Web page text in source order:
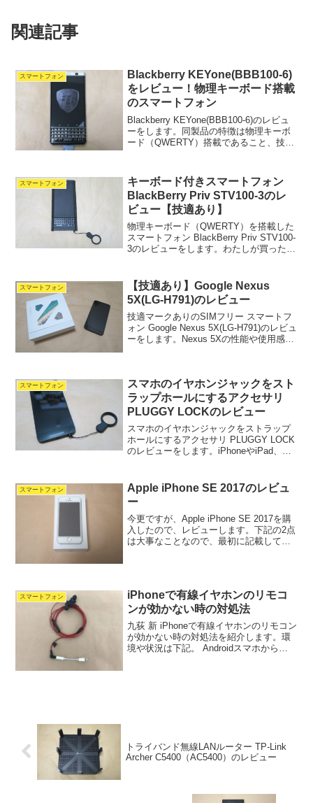
関連記事
スマートフォン
Blackberry KEYone(BBB100-6)
をレビュー！物理キーボード搭載
のスマートフォン
Blackberry KEYone(BBB100-6)のレビュ
ーをします。同製品の特徴は物理キーボ
ード（QWERTY）搭載であること、技適
で、KEYoneを購入しました。...
スマートフォン
キーボード付きスマートフォン
BlackBerry Priv STV100-3のレ
ビュー【技適あり】
物理キーボード（QWERTY）を搭載した
スマートフォン BlackBerry Priv STV100-
3のレビューをします。わたしが買ったの
$455=48,1...
スマートフォン
【技適あり】Google Nexus
5X(LG-H791)のレビュー
技適マークありのSIMフリー スマートフ
ォン Google Nexus 5X(LG-H791)のレビュ
ーをします。Nexus 5Xの性能や使用感を
スマートフォン
スマホのイヤホンジャックをスト
ラップホールにするアクセサリ
PLUGGY LOCKのレビュー
スマホのイヤホンジャックをストラップ
ホールにするアクセサリ PLUGGY LOCK
のレビューをします。iPhoneやiPad、そ
て困っているという方はさらっと読んで
いっ...
スマートフォン
Apple iPhone SE 2017のレビュ
ー
今更ですが、Apple iPhone SE 2017を購
入したので、レビューします。下記の2点
は大事なことなので、最初に記載してお
スマートフォン
iPhoneで有線イヤホンのリモコ
ンが効かない時の対処法
九荻 新 iPhoneで有線イヤホンのリモコン
が効かない時の対処法を紹介します。環
境や状況は下記。 Androidスマホから
トライバンド無線LANルーター TP-Link
Archer C5400（AC5400）のレビュー